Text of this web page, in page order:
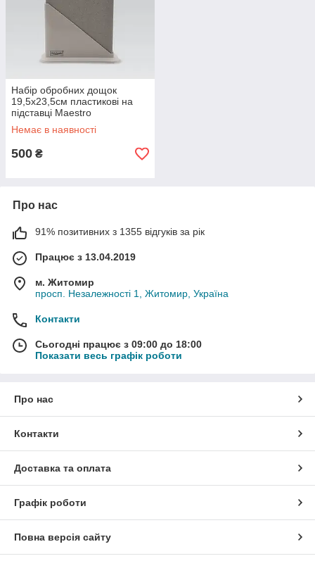
Набір обробних дощок
19,5х23,5см пластикові на
підставці Maestro
Немає в наявності
500 ₴
Про нас
91% позитивних з 1355 відгуків за рік
Працює з 13.04.2019
м. Житомир
просп. Незалежності 1, Житомир, Україна
Контакти
Сьогодні працює з 09:00 до 18:00
Показати весь графік роботи
Про нас
Контакти
Доставка та оплата
Графік роботи
Повна версія сайту